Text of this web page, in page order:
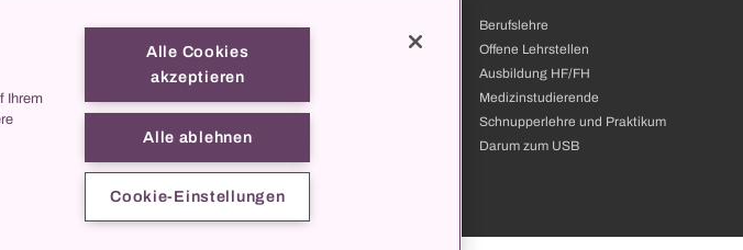
Jobs
Bewerbung
Weiterbildung & Entwicklung
Kontakt
Berufslehre
Offene Lehrstellen
Ausbildung HF/FH
Medizinstudierende
Schnupperlehre und Praktikum
Darum zum USB
Ihrem
Alle Cookies
akzeptieren
Alle ablehnen
Cookie-Einstellungen